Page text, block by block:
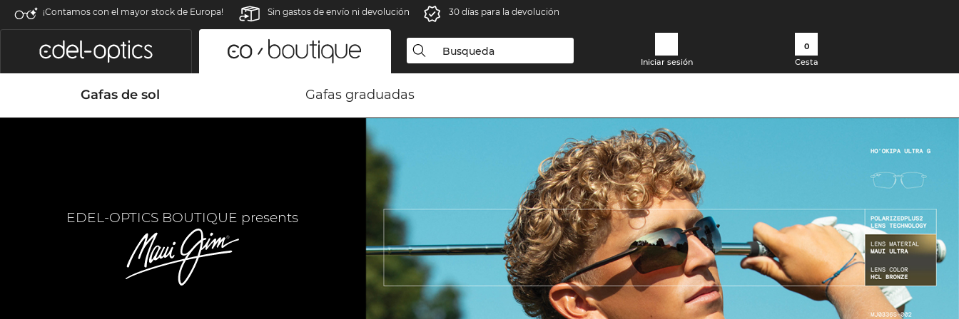
¡Contamos con el mayor stock de Europa! Sin gastos de envío ni devolución 30 días para la devolución
Iniciar sesión
0
Cesta
Gafas de sol Gafas graduadas
EDEL-OPTICS BOUTIQUE presents